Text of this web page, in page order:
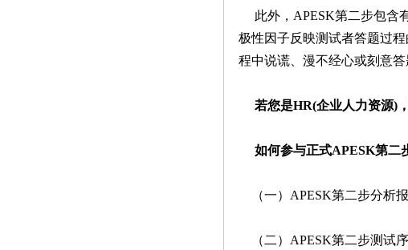
此外，APESK第二步包含
极性因子反映测试者答题过
程中说谎、漫不经心或刻意答
若您是HR(企业人力资源)
如何参与正式APESK第二
（一）APESK第二步分析
（二）APESK第二步测试